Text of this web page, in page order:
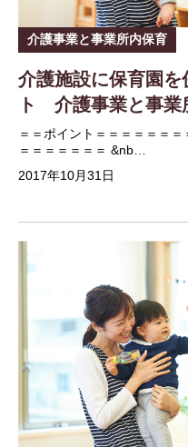
介護事業と事業所内保育
介護施設に保育園を
ト 介護事業と事
＝＝ポイント＝＝＝＝＝＝
＝＝＝＝＝＝＝ &nb…
2017年10月31日